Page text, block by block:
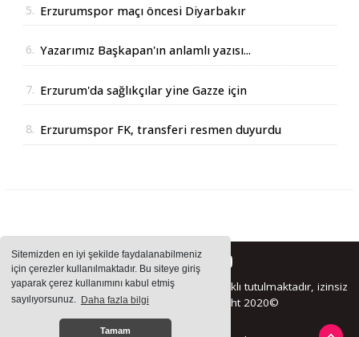
Sitemizden en iyi şekilde faydalanabilmeniz
için çerezler kullanılmaktadır. Bu siteye giriş
yaparak çerez kullanımını kabul etmiş
sayılıyorsunuz. Daha fazla bilgi
Tamam
5. Erzurumspor maçı öncesi Diyarbakır
6. Yazarımız Başkapan'ın anlamlı yazısı...
7. Erzurum'da sağlıkçılar yine Gazze için
8. Erzurumspor FK, transferi resmen duyurdu
Sitemizde bulunan içeriklerin tüm hakları saklı tutulmaktadır, izinsiz
içerikler kullanılamaz. Copyright 2020©